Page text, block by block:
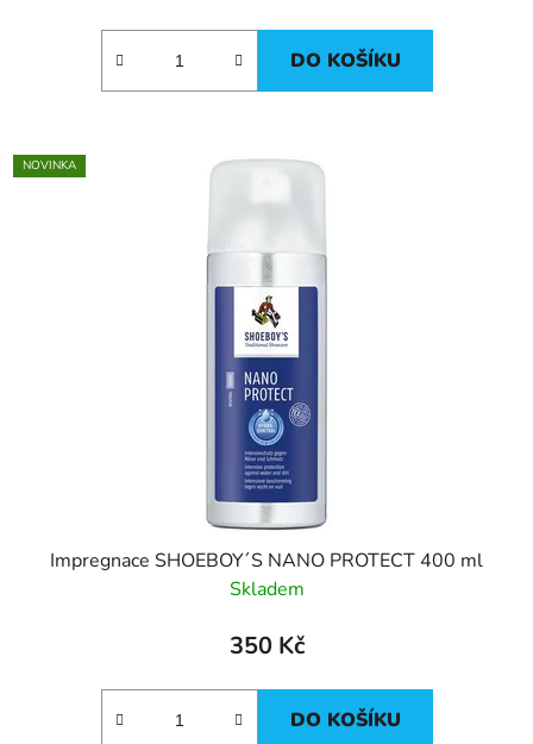
DO KOŠÍKU
NOVINKA
Impregnace SHOEBOY´S NANO PROTECT 400 ml
Skladem
350 Kč
DO KOŠÍKU